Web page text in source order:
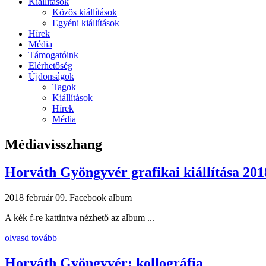
Közös kiállítások
Egyéni kiállítások
Hírek
Média
Támogatóink
Elérhetőség
Újdonságok
Tagok
Kiállítások
Hírek
Média
Médiavisszhang
Horváth Gyöngyvér grafikai kiállítása
2018 február 09. Facebook album
A kék f-re kattintva nézhető az album ...
olvasd tovább
Horváth Gyöngyvér: kollográfia